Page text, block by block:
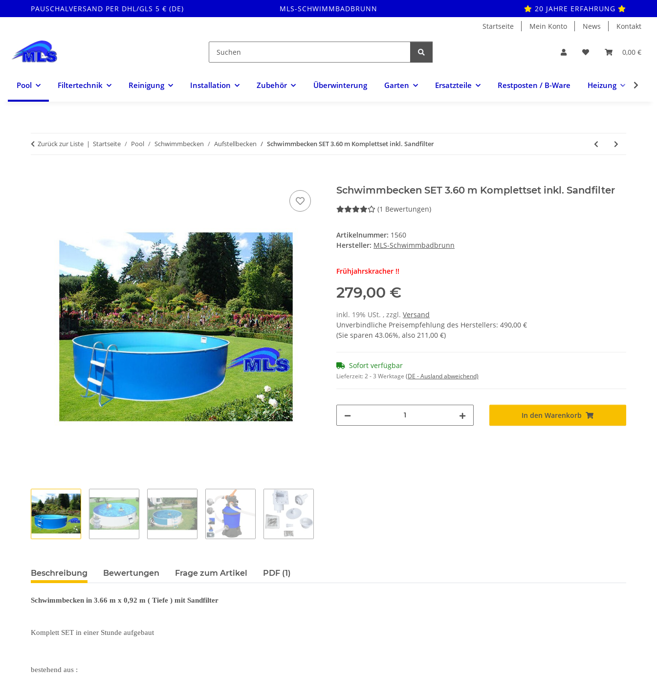
PAUSCHALVERSAND PER DHL/GLS 5 € (DE) MLS-SCHWIMMBADBRUNN
20 JAHRE ERFAHRUNG
Startseite
Mein Konto News Kontakt
0,00 €
Pool Filtertechnik Reinigung Installation Zubehör Überwinterung Garten Ersatzteile Restposten / B-Ware Heizung
Zurück zur Liste Startseite Pool Schwimmbecken Aufstellbecken Schwimmbecken SET 3.60 m Komplettset inkl. Sandfilter
Schwimmbecken SET 3.60 m Komplettset inkl. Sandfilter
(1 Bewertungen)
Artikelnummer: 1560
Hersteller: MLS-Schwimmbadbrunn
Frühjahrskracher !!
279,00 €
inkl. 19% USt. , zzgl. Versand
Unverbindliche Preisempfehlung des Herstellers: 490,00 €
(Sie sparen 43.06%, also 211,00 €)
Sofort verfügbar
Lieferzeit:2 - 3 Werktage (DE - Ausland abweichend)
In den Warenkorb
Beschreibung Bewertungen Frage zum Artikel PDF (1)
Schwimmbecken in 3.66 m x 0,92 m ( Tiefe ) mit Sandfilter
Komplett SET in einer Stunde aufgebaut
bestehend aus :